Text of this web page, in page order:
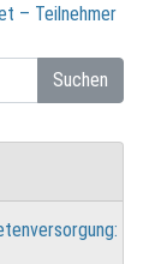
– Teilnehmer
Suchen